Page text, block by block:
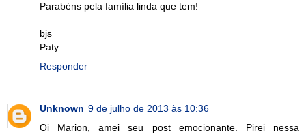
Parabéns pela família linda que tem!
bjs
Paty
Responder
Unknown 9 de julho de 2013 às 10:36
Oi Marion, amei seu post emocionante. Pirei nessa